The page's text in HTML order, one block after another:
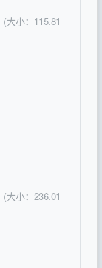
(大小：115.81
(大小：236.01